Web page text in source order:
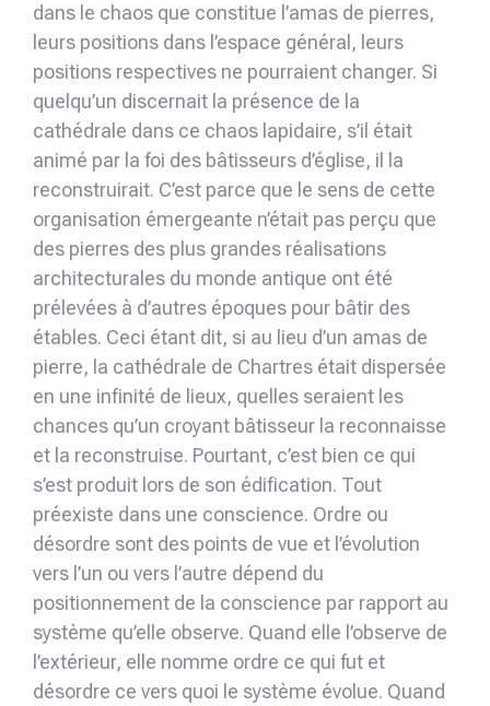
dans le chaos que constitue l’amas de pierres,
leurs positions dans l’espace général, leurs
positions respectives ne pourraient changer. Si
quelqu’un discernait la présence de la
cathédrale dans ce chaos lapidaire, s’il était
animé par la foi des bâtisseurs d’église, il la
reconstruirait. C’est parce que le sens de cette
organisation émergeante n’était pas perçu que
des pierres des plus grandes réalisations
architecturales du monde anti­que ont été
prélevées à d’autres époques pour bâtir des
étables. Ceci étant dit, si au lieu d’un amas de
pierre, la cathédrale de Chartres était dispersée
en une infinité de lieux, quelles seraient les
chances qu’un croyant bâtisseur la reconnaisse
et la reconstruise. Pourtant, c’est bien ce qui
s’est produit lors de son édification. Tout
préexiste dans une conscience. Ordre ou
désordre sont des points de vue et l’évolution
vers l’un ou vers l’autre dépend du
positionnement de la conscience par rapport au
système qu’elle observe. Quand elle l’observe de
l’extérieur, elle nomme ordre ce qui fut et
désordre ce vers quoi le système évolue. Quand